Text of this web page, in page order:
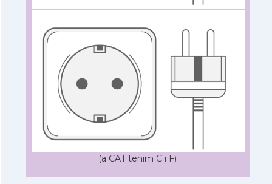
(a CAT tenim C i F)